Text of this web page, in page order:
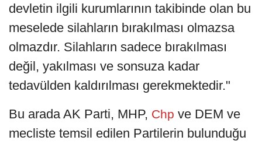
devletin ilgili kurumlarının takibinde olan bu
meselede silahların bırakılması olmazsa
olmazdır. Silahların sadece bırakılması
değil, yakılması ve sonsuza kadar
tedavülden kaldırılması gerekmektedir."
Bu arada AK Parti, MHP, Chp ve DEM ve
mecliste temsil edilen Partilerin bulunduğu